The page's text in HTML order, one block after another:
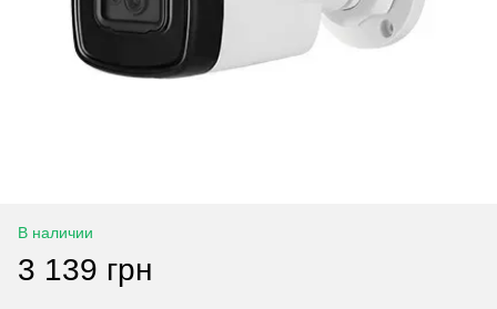
В наличии
3 139 грн